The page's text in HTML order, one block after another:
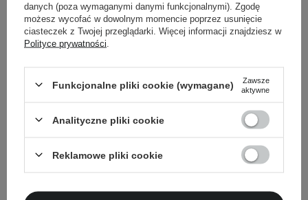
Pokaż więcej wpisów zGrudzień 2022
Pielęgnacyjne checklisty, eksperckie porady,
beauty nowości - prosto na maila!
danych (poza wymaganymi danymi funkcjonalnymi). Zgodę
możesz wycofać w dowolnym momencie poprzez usunięcie
ciasteczek z Twojej przeglądarki. Więcej informacji znajdziesz w
Polityce prywatności
Funkcjonalne pliki cookie (wymagane)
Zawsze
aktywne
Analityczne pliki cookie
Reklamowe pliki cookie